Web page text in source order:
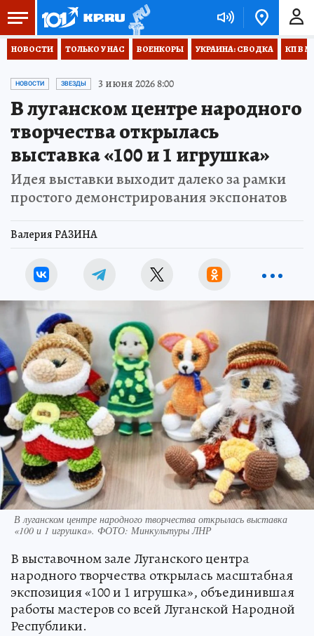
НОВОСТИ ТОЛЬКО У НАС ВОЕНКОРЫ УКРАИНА: СВОДКА КП В
НОВОСТИ ЗВЕЗДЫ 3 июня 2026 8:00
В луганском центре народного
творчества открылась
выставка «100 и 1 игрушка»
Идея выставки выходит далеко за рамки
простого демонстрирования экспонатов
Валерия РАЗИНА
В луганском центре народного творчества открылась выставка
«100 и 1 игрушка». ФОТО: Минкультуры ЛНР
В выставочном зале Луганского центра
народного творчества открылась масштабная
экспозиция «100 и 1 игрушка», объединившая
работы мастеров со всей Луганской Народной
Республики.